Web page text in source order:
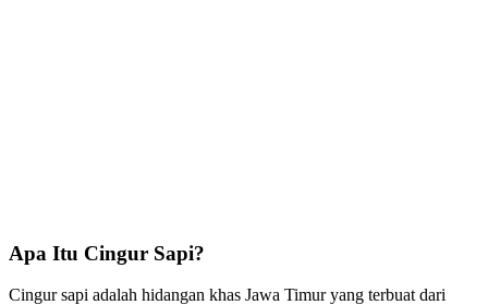
Apa Itu Cingur Sapi?
Cingur sapi adalah hidangan khas Jawa Timur yang terbuat dari